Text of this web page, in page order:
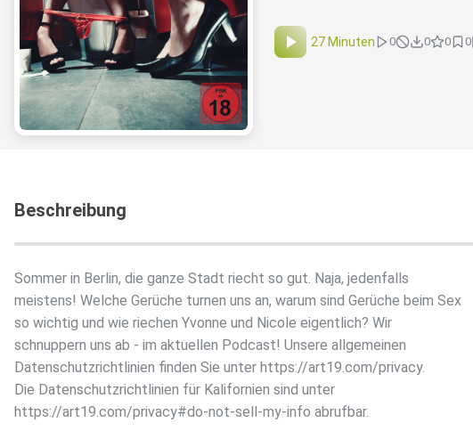
27 Minuten 0 0 0 0
Beschreibung
Sommer in Berlin, die ganze Stadt riecht so gut. Naja, jedenfalls
meistens! Welche Gerüche turnen uns an, warum sind Gerüche beim Sex
so wichtig und wie riechen Yvonne und Nicole eigentlich? Wir
schnuppern uns ab - im aktuellen Podcast! Unsere allgemeinen
Datenschutzrichtlinien finden Sie unter https://art19.com/privacy.
Die Datenschutzrichtlinien für Kalifornien sind unter
https://art19.com/privacy#do-not-sell-my-info abrufbar.